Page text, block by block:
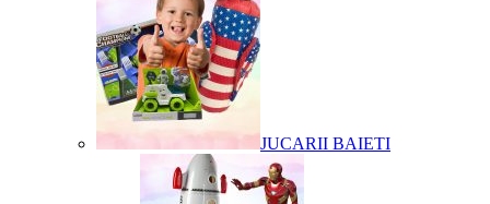
JUCARII BAIETI